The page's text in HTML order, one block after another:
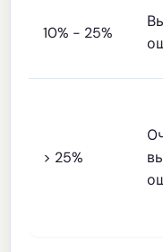
10% - 25%
> 25%